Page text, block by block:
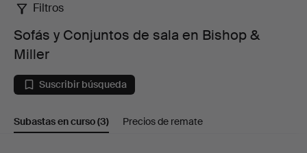
Sofás
Conjuntos
de
Filtros
Sofás y Conjuntos de sala en Bishop &
Miller
Suscribir búsqueda
Subastas en curso(3) Precios de remate